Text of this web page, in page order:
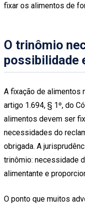
fixar os alimentos de
O trinômio
possibilidade
A fixação de alimentos
artigo 1.694, § 1º, do
alimentos devem ser
necessidades do
obrigada. A
trinômio: necessidade
alimentante e
O ponto que muitos